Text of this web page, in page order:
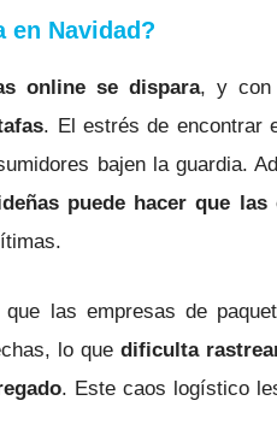
en Navidad?
online se dispara, y con
. El estrés de encontrar
bajen la guardia.
puede hacer que
las empresas de
lo que dificulta
. Este caos logístico